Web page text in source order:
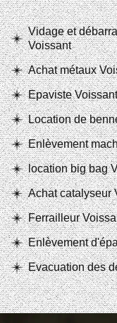
Vidage et
Voissant
Achat métaux
Epaviste Voissant
Location de
Enlèvement
location big bag
Achat catalyseur
Ferrailleur
Enlèvement
Evacuation des